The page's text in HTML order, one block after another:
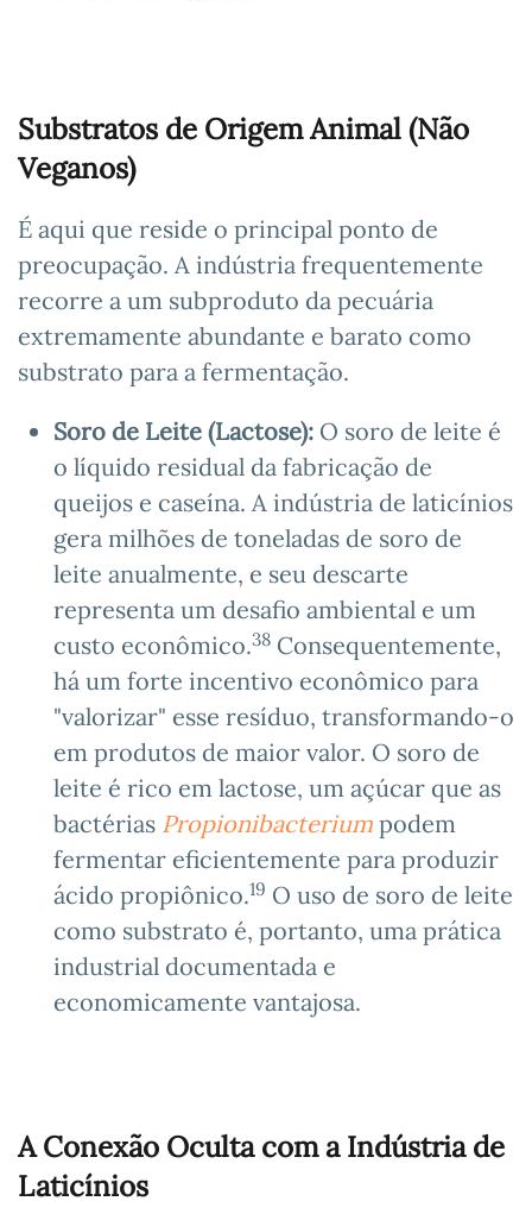
Substratos de Origem Animal (Não
Veganos)
É aqui que reside o principal ponto de
preocupação. A indústria frequentemente
recorre a um subproduto da pecuária
extremamente abundante e barato como
substrato para a fermentação.
Soro de Leite (Lactose): O soro de leite é
o líquido residual da fabricação de
queijos e caseína. A indústria de laticínios
gera milhões de toneladas de soro de
leite anualmente, e seu descarte
representa um desafio ambiental e um
custo econômico.38 Consequentemente,
há um forte incentivo econômico para
"valorizar" esse resíduo, transformando-o
em produtos de maior valor. O soro de
leite é rico em lactose, um açúcar que as
bactérias Propionibacterium podem
fermentar eficientemente para produzir
ácido propiônico.19 O uso de soro de leite
como substrato é, portanto, uma prática
industrial documentada e
economicamente vantajosa.
A Conexão Oculta com a Indústria de
Laticínios